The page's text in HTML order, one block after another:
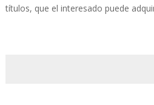
títulos, que el interesado puede